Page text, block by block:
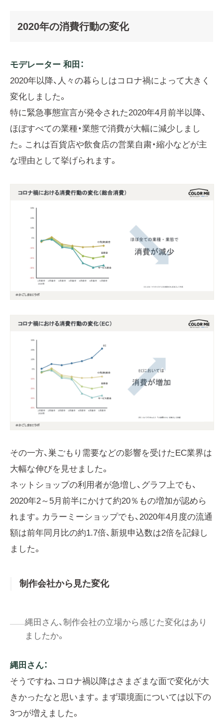
2020年の消費行動の変化
モデレーター 和田：
2020年以降、人々の暮らしはコロナ禍によって大きく
変化しました。
特に緊急事態宣言が発令された2020年4月前半以降、
ほぼすべての業種・業態で消費が大幅に減少しまし
た。これは百貨店や飲食店の営業自粛・縮小などが主
な理由として挙げられます。
その一方、巣ごもり需要などの影響を受けたEC業界は
大幅な伸びを見せました。
ネットショップの利用者が急増し、グラフ上でも、
2020年2～5月前半にかけて約20％もの増加が認めら
れます。カラーミーショップでも、2020年4月度の流通
額は前年同月比の約1.7倍、新規申込数は2倍を記録し
ました。
制作会社から見た変化
縄田さん、制作会社の立場から感じた変化はあり
ましたか。
縄田さん：
そうですね、コロナ禍以降はさまざまな面で変化が大
きかったなと思います。まず環境面については以下の
3つが増えました。